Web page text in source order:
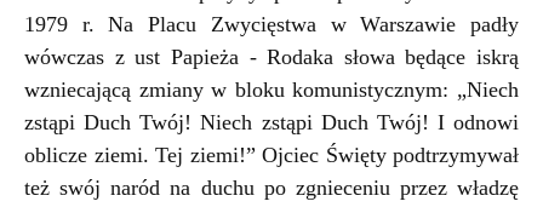
1979 r. Na Placu Zwycięstwa w Warszawie padły
wówczas z ust Papieża - Rodaka słowa będące iskrą
wzniecającą zmiany w bloku komunistycznym: „Niech
zstąpi Duch Twój! Niech zstąpi Duch Twój! I odnowi
oblicze ziemi. Tej ziemi!” Ojciec Święty podtrzymywał
też swój naród na duchu po zgnieceniu przez władzę